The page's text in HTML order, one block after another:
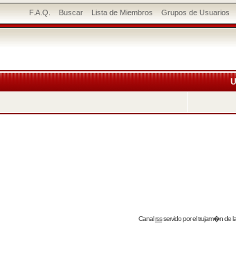
F.A.Q. Buscar Lista de Miembros Grupos de Usuarios
Canalrssservido por eltrujam�nde